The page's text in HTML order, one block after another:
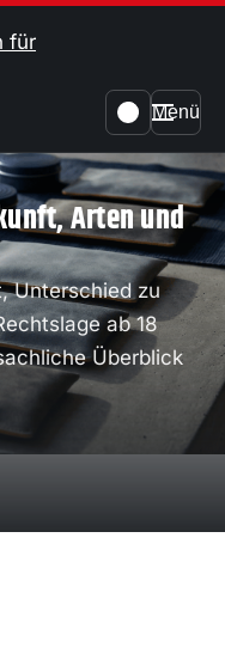
Menü
Arten und
Unterschied zu
ab 18
Überblick